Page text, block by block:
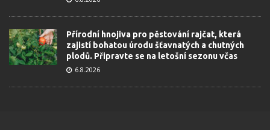
Přírodní hnojiva pro pěstování rajčat, která
zajistí bohatou úrodu šťavnatých a chutných
plodů. Připravte se na letošní sezonu včas
6.8.2026